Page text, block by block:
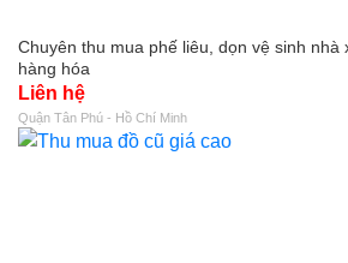
Chuyên thu mua phế liêu, dọn vệ sinh nhà
hàng hóa
Liên hệ
Quận Tân Phú - Hồ Chí Minh